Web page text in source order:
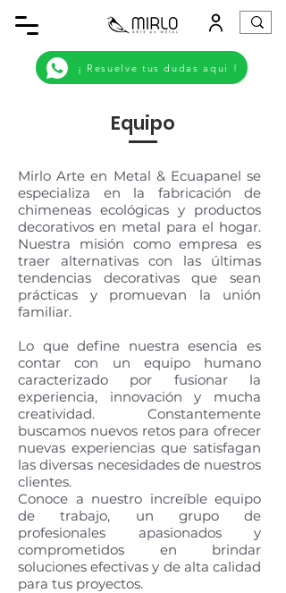
¡ Resuelve tus dudas aqui !
Equipo
Mirlo Arte en Metal & Ecuapanel se
especializa en la fabricación de
chimeneas ecológicas y productos
decorativos en metal para el hogar.
Nuestra misión como empresa es
traer alternativas con las últimas
tendencias decorativas que sean
prácticas y promuevan la unión
familiar.
Lo que define nuestra esencia es
contar con un equipo humano
caracterizado por fusionar la
experiencia, innovación y mucha
creatividad. Constantemente
buscamos nuevos retos para ofrecer
nuevas experiencias que satisfagan
las diversas necesidades de nuestros
clientes.
Conoce a nuestro increíble equipo
de trabajo, un grupo de
profesionales apasionados y
comprometidos en brindar
soluciones efectivas y de alta calidad
para tus proyectos.